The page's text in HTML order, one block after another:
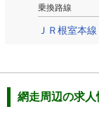
乗換路線
網走周辺の求人